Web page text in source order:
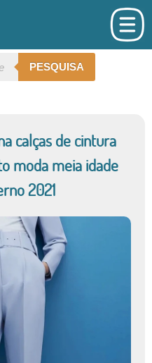
PESQUISA
calças de cintura
moda meia idade
2021